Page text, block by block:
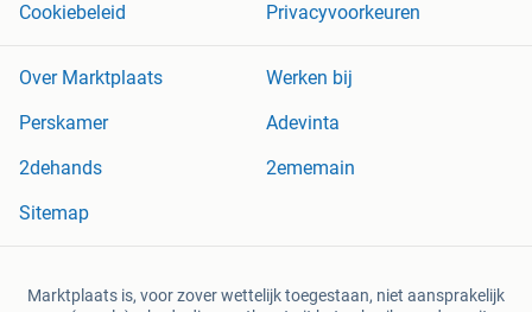
Cookiebeleid
Privacyvoorkeuren
Over Marktplaats
Werken bij
Perskamer
Adevinta
2dehands
2ememain
Sitemap
Marktplaats is, voor zover wettelijk toegestaan, niet aansprakelijk